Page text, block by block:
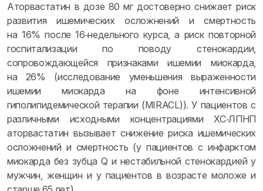
Аторвастатин в дозе 80 мг достоверно снижает риск
развития ишемических осложнений и смертность
на 16% после 16‑недельного курса, а риск повторной
госпитализации по поводу стенокардии,
сопровождающейся признаками ишемии миокарда,
на 26% (исследование уменьшения выраженности
ишемии миокарда на фоне интенсивной
гиполипидемической терапии (MIRACL)). У пациентов с
различными исходными концентрациями ХС‑ЛПНП
аторвастатин вызывает снижение риска ишемических
осложнений и смертность (у пациентов с инфарктом
миокарда без зубца Q и нестабильной стенокардией у
мужчин, женщин и у пациентов в возрасте моложе и